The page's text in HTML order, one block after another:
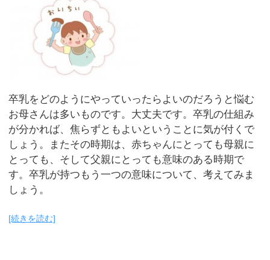
卒乳をどのようにやっていったらよいのだろうと悩む
お母さんは多いものです。大丈夫です。卒乳の仕組み
が分かれば、焦らずともよいということに気が付くで
しょう。またその時期は、赤ちゃんにとっても母親に
とっても、そして父親にとっても意味のある時期で
す。卒乳が持つもう一つの意味について、考えてみま
しょう。
[続きを読む]